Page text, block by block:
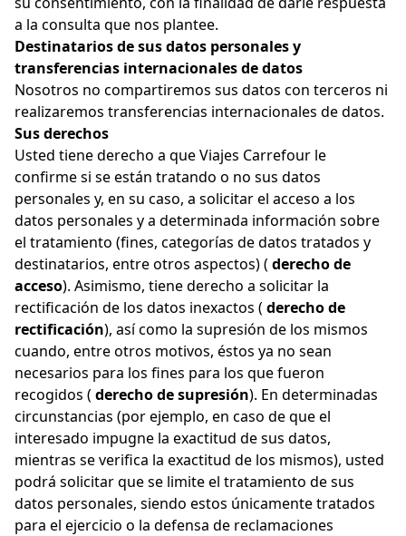
a la consulta que nos plantee.
Destinatarios de sus datos personales y
transferencias internacionales de datos
Nosotros no compartiremos sus datos con terceros ni
realizaremos transferencias internacionales de datos.
Sus derechos
Usted tiene derecho a que Viajes Carrefour le
confirme si se están tratando o no sus datos
personales y, en su caso, a solicitar el acceso a los
datos personales y a determinada información sobre
el tratamiento (fines, categorías de datos tratados y
destinatarios, entre otros aspectos) ( derecho de
acceso). Asimismo, tiene derecho a solicitar la
rectificación de los datos inexactos ( derecho de
rectificación), así como la supresión de los mismos
cuando, entre otros motivos, éstos ya no sean
necesarios para los fines para los que fueron
recogidos ( derecho de supresión). En determinadas
circunstancias (por ejemplo, en caso de que el
interesado impugne la exactitud de sus datos,
mientras se verifica la exactitud de los mismos), usted
podrá solicitar que se limite el tratamiento de sus
datos personales, siendo estos únicamente tratados
para el ejercicio o la defensa de reclamaciones